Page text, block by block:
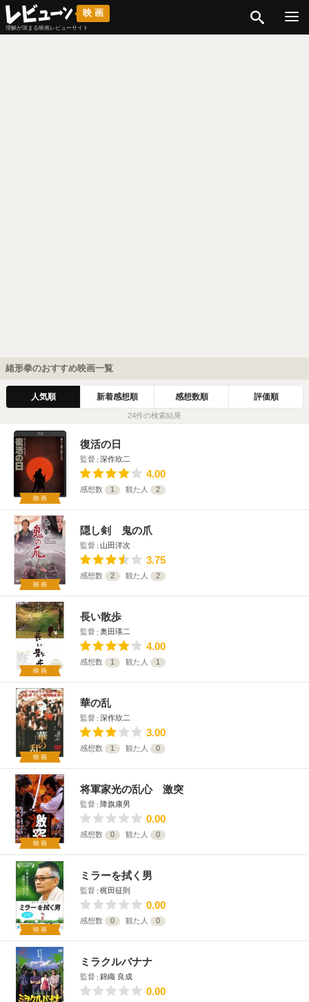
映画
理解が深まる映画レビューサイト
緒形拳のおすすめ映画一覧
人気順 新着感想順 感想数順 評価順
24件の検索結果
映画
復活の日
監督 深作欣二
4.00
感想数 1 観た人 2
映画
隠し剣 鬼の爪
監督 山田洋次
3.75
感想数 2 観た人 2
映画
長い散歩
監督 奥田瑛二
4.00
感想数 1 観た人 1
映画
華の乱
監督 深作欣二
3.00
感想数 1 観た人 0
映画
将軍家光の乱心 激突
監督 降旗康男
0.00
感想数 0 観た人 0
映画
ミラーを拭く男
監督 梶田征則
0.00
感想数 0 観た人 0
ミラクルバナナ
監督 錦織 良成
0.00